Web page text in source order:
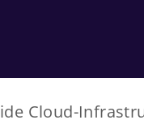
Cloud-